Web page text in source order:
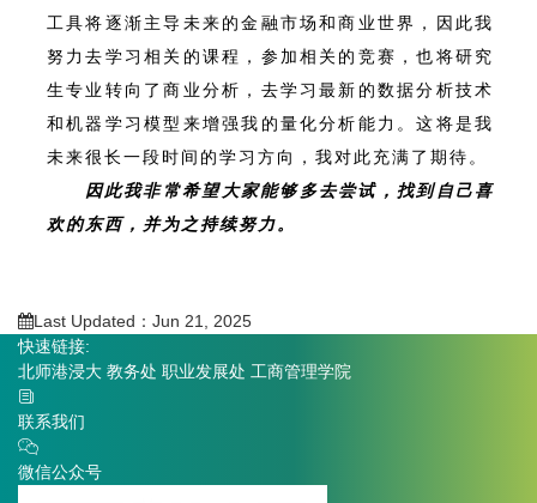
工具将逐渐主导未来的金融市场和商业世界，因此我
努力去学习相关的课程，参加相关的竞赛，也将研究
生专业转向了商业分析，去学习最新的数据分析技术
和机器学习模型来增强我的量化分析能力。这将是我
未来很长一段时间的学习方向，我对此充满了期待。
因此我非常希望大家能够多去尝试，找到自己喜
欢的东西，并为之持续努力。
Last Updated：Jun 21, 2025
快速链接:
北师港浸大 教务处 职业发展处 工商管理学院
联系我们
微信公众号